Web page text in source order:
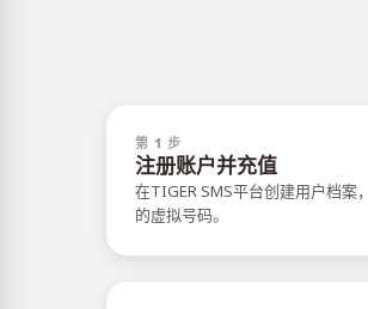
第 1 步
注册账户并充值
在TIGER SMS平台创建用户档案
的虚拟号码。